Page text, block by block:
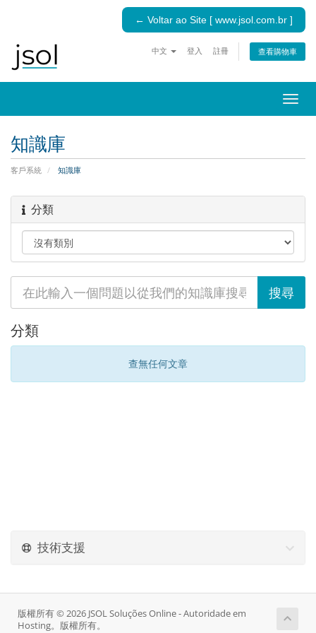
← Voltar ao Site [ www.jsol.com.br ]
中文 登入 註冊 查看購物車
切
換
知識庫
客戶系統 知識庫
分類
分類
查無任何文章
技術支援
版權所有 © 2026 JSOL Soluções Online - Autoridade em
Hosting。版權所有。